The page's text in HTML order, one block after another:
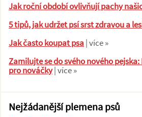
Jak roční období ovlivňují pachy
5 tipů, jak udržet psí srst zdravou a
Jak často koupat psa| více »
Zamilujte se do svého nového
pro nováčky| více »
Nejžádanější plemena psů